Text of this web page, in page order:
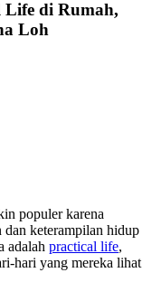
Life di Rumah,
Loh
populer karena
dan keterampilan hidup
adalah practical life,
hari yang mereka lihat